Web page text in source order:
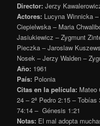
Director: Jerzy
Actores: Lucyna Winnicka
Ciepielwska – Maria
Jasiukiewicz – Zygmunt
Pieczka – Jaroslaw
Nosek – Jerzy Walden –
Año: 1961
País: Polonia
Citas en la película: Mateo
24 – 2ª Pedro 2:15 –
74:14 – Génesis 1:21
Notas: El mal adopta